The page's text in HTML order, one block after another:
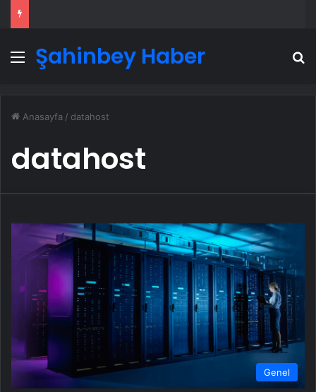
Menü
Şahinbey Haber
Anasayfa / datahost
datahost
Genel